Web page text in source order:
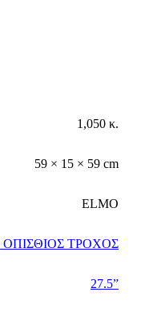
1,050 κ.
59 × 15 × 59 cm
ELMO
ΟΠΙΣΘΙΟΣ ΤΡΟΧΟΣ
27.5”